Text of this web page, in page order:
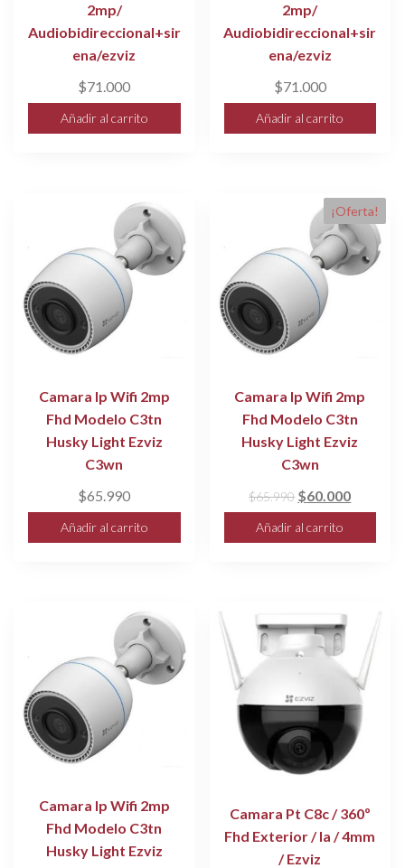
2mp/
Audiobidireccional+sir
ena/ezviz
$71.000
Añadir al carrito
2mp/
Audiobidireccional+sir
ena/ezviz
$71.000
Añadir al carrito
Camara Ip Wifi 2mp
Fhd Modelo C3tn
Husky Light Ezviz
C3wn
$65.990
Añadir al carrito
¡Oferta!
Camara Ip Wifi 2mp
Fhd Modelo C3tn
Husky Light Ezviz
C3wn
$65.990 El
precio
original
$60.000El
precio
actual
Añadir al carrito
Camara Ip Wifi 2mp
Fhd Modelo C3tn
Husky Light Ezviz
Camara Pt C8c / 360º
Fhd Exterior / Ia / 4mm
/ Ezviz